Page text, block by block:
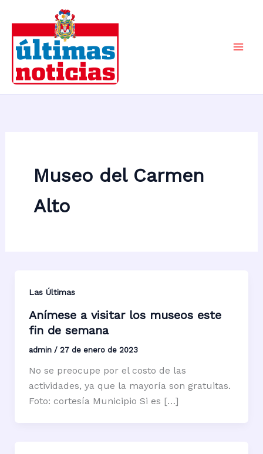
contenido
Museo del Carmen
Alto
Las Últimas
Anímese a visitar los museos este
fin de semana
admin / 27 de enero de 2023
No se preocupe por el costo de las
actividades, ya que la mayoría son gratuitas.
Foto: cortesía Municipio Si es […]